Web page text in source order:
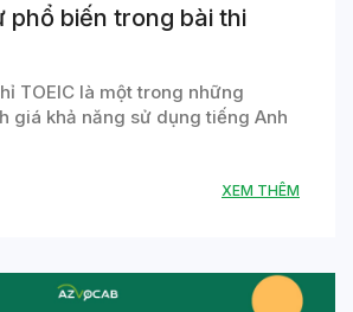
phổ biến trong bài thi
TOEIC là một trong những
giá khả năng sử dụng tiếng Anh
XEM THÊM